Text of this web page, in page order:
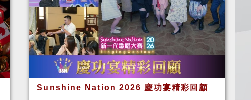
Sunshine Nation 2026 慶功宴精彩回顧